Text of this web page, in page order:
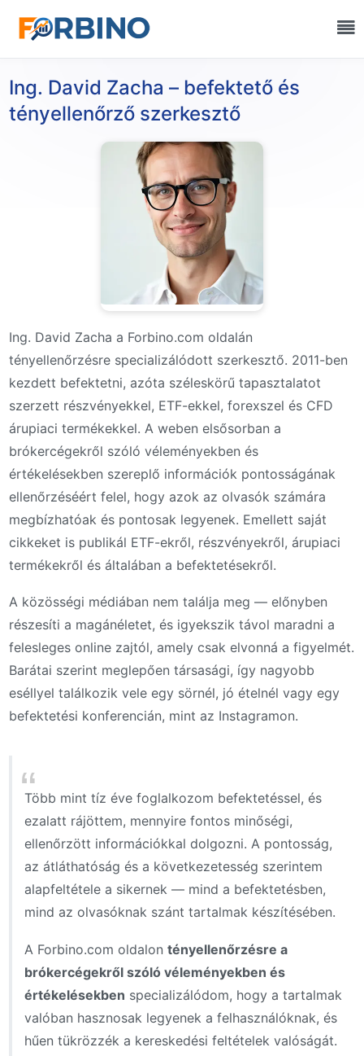
Ing. David Zacha – befektető és
tényellenőrző szerkesztő
Ing. David Zacha a Forbino.com oldalán
tényellenőrzésre specializálódott szerkesztő. 2011-ben
kezdett befektetni, azóta széleskörű tapasztalatot
szerzett részvényekkel, ETF-ekkel, forexszel és CFD
árupiaci termékekkel. A weben elsősorban a
brókercégekről szóló véleményekben és
értékelésekben szereplő információk pontosságának
ellenőrzéséért felel, hogy azok az olvasók számára
megbízhatóak és pontosak legyenek. Emellett saját
cikkeket is publikál ETF-ekről, részvényekről, árupiaci
termékekről és általában a befektetésekről.
A közösségi médiában nem találja meg — előnyben
részesíti a magánéletet, és igyekszik távol maradni a
felesleges online zajtól, amely csak elvonná a figyelmét.
Barátai szerint meglepően társasági, így nagyobb
eséllyel találkozik vele egy sörnél, jó ételnél vagy egy
befektetési konferencián, mint az Instagramon.
Több mint tíz éve foglalkozom befektetéssel, és
ezalatt rájöttem, mennyire fontos minőségi,
ellenőrzött információkkal dolgozni. A pontosság,
az átláthatóság és a következetesség szerintem
alapfeltétele a sikernek — mind a befektetésben,
mind az olvasóknak szánt tartalmak készítésében.
A Forbino.com oldalon tényellenőrzésre a
brókercégekről szóló véleményekben és
értékelésekben specializálódom, hogy a tartalmak
valóban hasznosak legyenek a felhasználóknak, és
hűen tükrözzék a kereskedési feltételek valóságát.